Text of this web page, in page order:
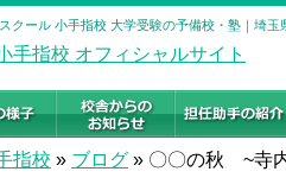
クール 小手指校 大学受験の予備校・塾｜埼玉
指校 » ブログ » 〇〇の秋 ~寺